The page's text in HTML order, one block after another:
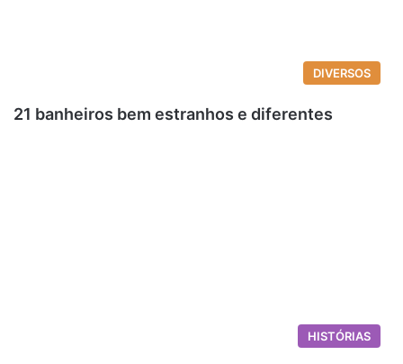
DIVERSOS
21 banheiros bem estranhos e diferentes
HISTÓRIAS